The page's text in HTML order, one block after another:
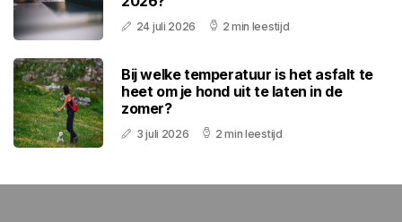
24 juli 2026 2 min leestijd
Bij welke temperatuur is het asfalt te
heet om je hond uit te laten in de
zomer?
3 juli 2026 2 min leestijd